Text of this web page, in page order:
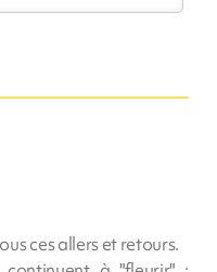
ces allers et retours.